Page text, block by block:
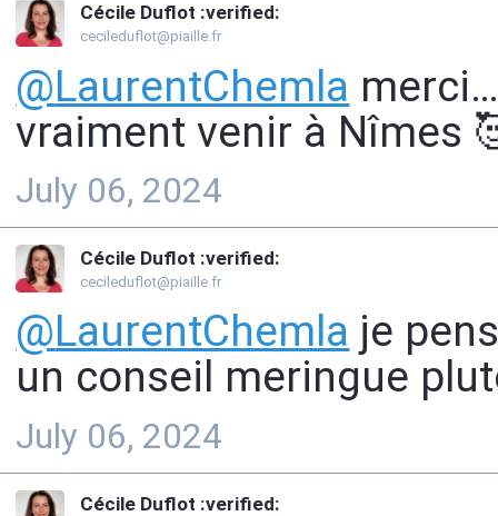
Cécile Duflot :verified:
cecileduflot@piaille.fr
@LaurentChemla
vraiment venir à Nîmes
July 06, 2024
Cécile Duflot :verified:
cecileduflot@piaille.fr
@LaurentChemla je
un conseil meringue
July 06, 2024
Cécile Duflot :verified: